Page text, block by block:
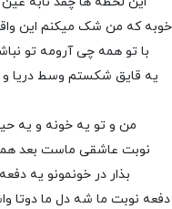
خوبه که من شک میکنم این
با تو همه چی آرومه تو
یه قایق شکستم وسط دریا و
من و تو یه خونه و یه
نوبت عاشقی ماست بعد
بذار در خونمونو یه
نوبت ما شه دل ما دوتا